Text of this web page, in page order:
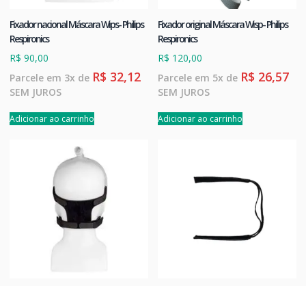
Fixador nacional Máscara Wips- Philips
Respironics
R$ 90,00
Parcele em 3x de R$ 32,12
SEM JUROS
Adicionar ao carrinho
Fixador original Máscara Wisp- Philips
Respironics
R$ 120,00
Parcele em 5x de R$ 26,57
SEM JUROS
Adicionar ao carrinho